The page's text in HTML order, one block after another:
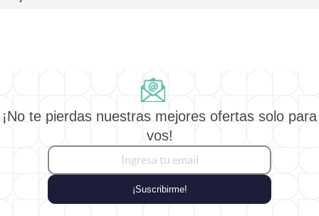
¡No te pierdas nuestras mejores ofertas solo para
vos!
¡Suscribirme!